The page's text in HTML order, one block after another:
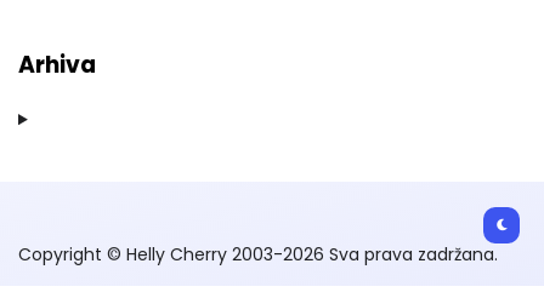
Arhiva
Copyright © Helly Cherry 2003-2026 Sva prava zadržana.